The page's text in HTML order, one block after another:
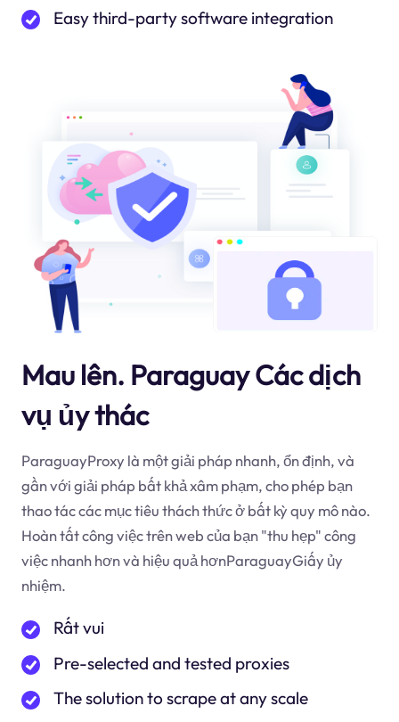
Easy third-party software integration
Mau lên. Paraguay Các dịch
vụ ủy thác
ParaguayProxy là một giải pháp nhanh, ổn định, và
gần với giải pháp bất khả xâm phạm, cho phép bạn
thao tác các mục tiêu thách thức ở bất kỳ quy mô nào.
Hoàn tất công việc trên web của bạn "thu hẹp" công
việc nhanh hơn và hiệu quả hơnParaguayGiấy ủy
nhiệm.
Rất vui
Pre-selected and tested proxies
The solution to scrape at any scale